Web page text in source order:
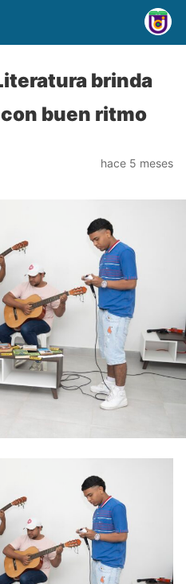
brinda
buen ritmo
hace 5 meses